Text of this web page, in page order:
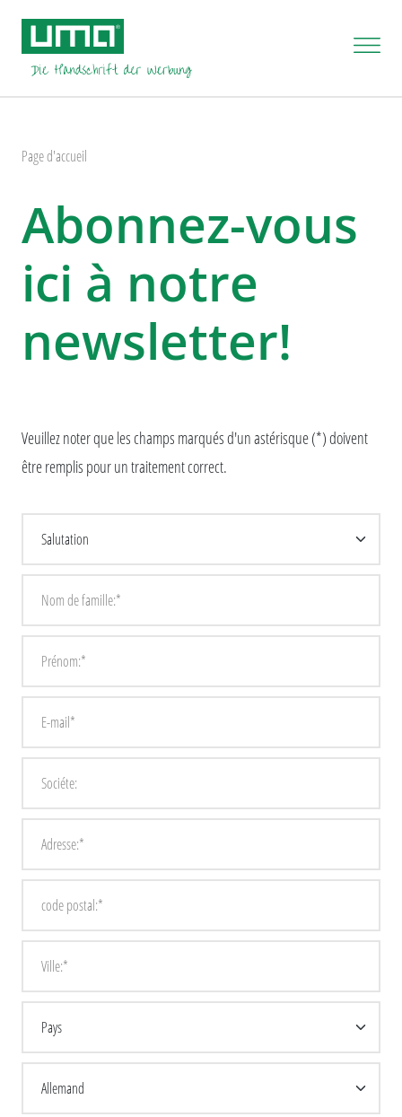
Page d'accueil
Abonnez-vous
ici à notre
newsletter!
Veuillez noter que les champs marqués d'un astérisque (*) doivent
être remplis pour un traitement correct.